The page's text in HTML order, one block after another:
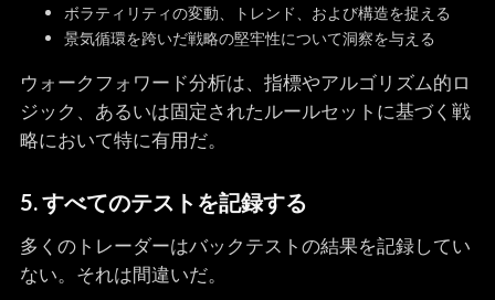
ボラティリティの変動、トレンド、および構造を捉える
景気循環を跨いだ戦略の堅牢性について洞察を与える
ウォークフォワード分析は、指標やアルゴリズム的ロ
ジック、あるいは固定されたルールセットに基づく戦
略において特に有用だ。
5. すべてのテストを記録する
多くのトレーダーはバックテストの結果を記録してい
ない。それは間違いだ。